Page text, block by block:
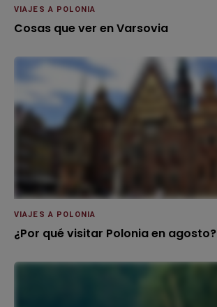
VIAJES A POLONIA
Cosas que ver en Varsovia
VIAJES A POLONIA
¿Por qué visitar Polonia en agosto?